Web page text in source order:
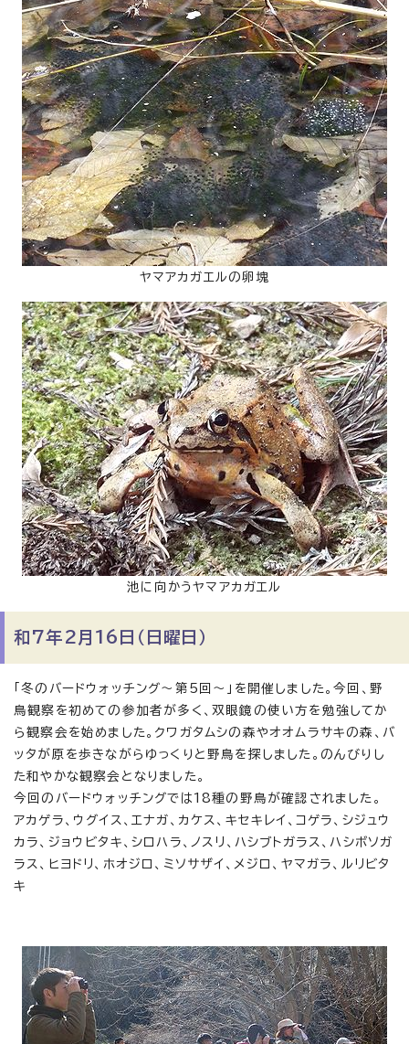
ヤマアカガエルの卵塊
池に向かうヤマアカガエル
和7年2月16日（日曜日）
「冬のバードウォッチング〜第5回〜」を開催しました。今回、野
鳥観察を初めての参加者が多く、双眼鏡の使い方を勉強してか
ら観察会を始めました。クワガタムシの森やオオムラサキの森、バ
ッタが原を歩きながらゆっくりと野鳥を探しました。のんびりし
た和やかな観察会となりました。
今回のバードウォッチングでは18種の野鳥が確認されました。
アカゲラ、ウグイス、エナガ、カケス、キセキレイ、コゲラ、シジュウ
カラ、ジョウビタキ、シロハラ、ノスリ、ハシブトガラス、ハシボソガ
ラス、ヒヨドリ、ホオジロ、ミソサザイ、メジロ、ヤマガラ、ルリビタ
キ